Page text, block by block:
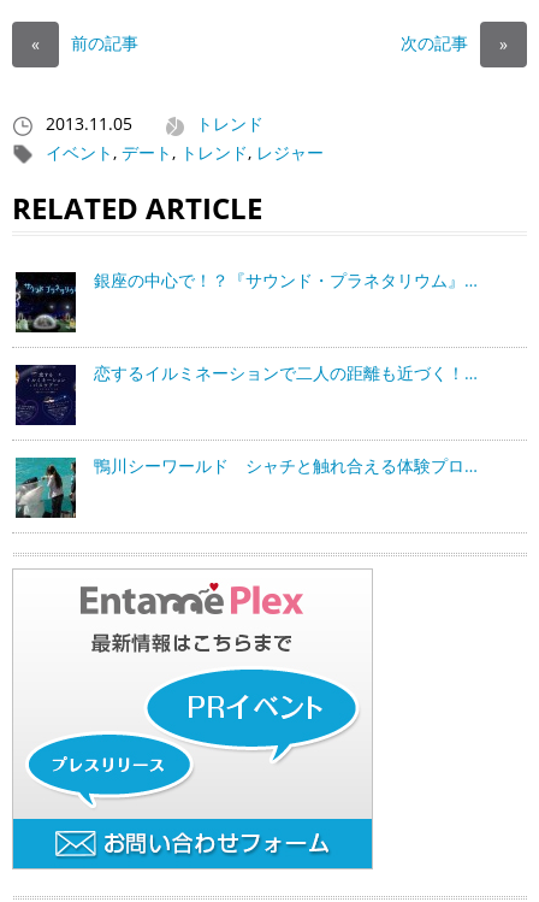
« 前の記事 次の記事 »
2013.11.05
トレンド
イベント , デート , トレンド, レジャー
RELATED ARTICLE
銀座の中心で！？『サウンド・プラネタリウム』…
恋するイルミネーションで二人の距離も近づく！…
鴨川シーワールド シャチと触れ合える体験プロ…